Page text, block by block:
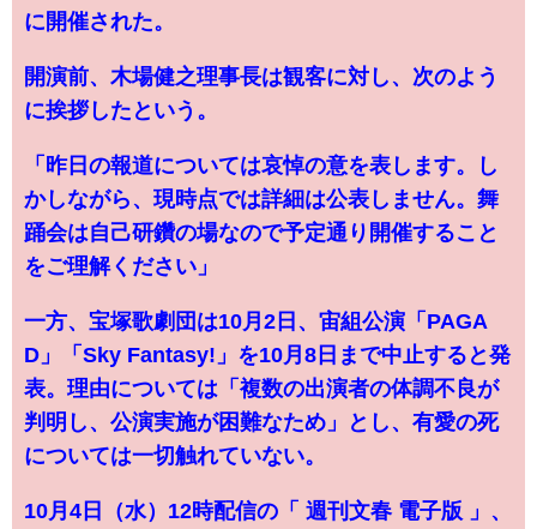
に開催された。
開演前、木場健之理事長は観客に対し、次のよう
に挨拶したという。
「昨日の報道については哀悼の意を表します。し
かしながら、現時点では詳細は公表しません。舞
踊会は自己研鑽の場なので予定通り開催すること
をご理解ください」
一方、宝塚歌劇団は10月2日、宙組公演「PAGA
D」「Sky Fantasy!」を10月8日まで中止すると発
表。理由については「複数の出演者の体調不良が
判明し、公演実施が困難なため」とし、有愛の死
については一切触れていない。
10月4日（水）12時配信の「 週刊文春 電子版 」、